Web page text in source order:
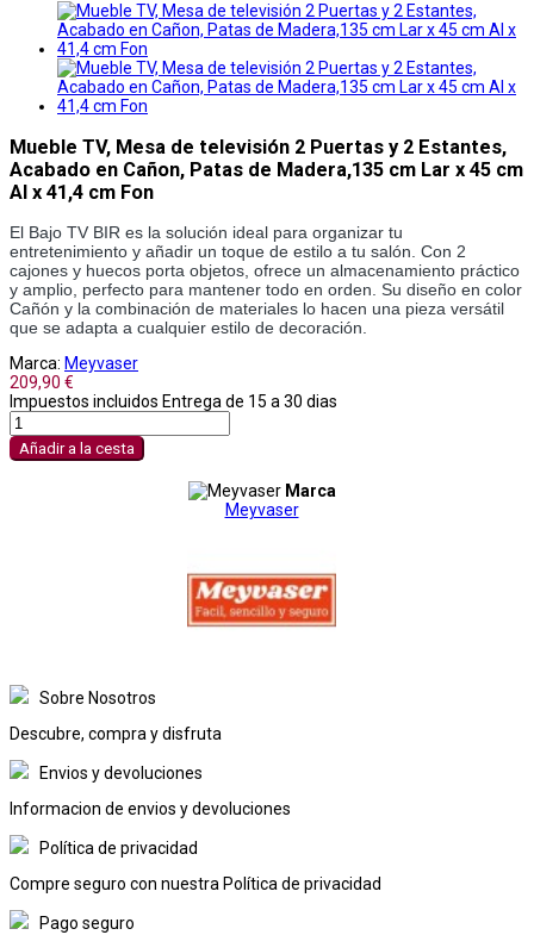
Mueble TV, Mesa de televisión 2 Puertas y 2 Estantes,
Acabado en Cañon, Patas de Madera,135 cm Lar x 45 cm
Al x 41,4 cm Fon
El Bajo TV BIR es la solución ideal para organizar tu
entretenimiento y añadir un toque de estilo a tu salón. Con 2
cajones y huecos porta objetos, ofrece un almacenamiento práctico
y amplio, perfecto para mantener todo en orden. Su diseño en color
Cañón y la combinación de materiales lo hacen una pieza versátil
que se adapta a cualquier estilo de decoración.
Marca: Meyvaser
209,90 €
Impuestos incluidos Entrega de 15 a 30 dias
Añadir a la cesta
Marca
Meyvaser
Sobre Nosotros
Descubre, compra y disfruta
Envios y devoluciones
Informacion de envios y devoluciones
Política de privacidad
Compre seguro con nuestra Política de privacidad
Pago seguro